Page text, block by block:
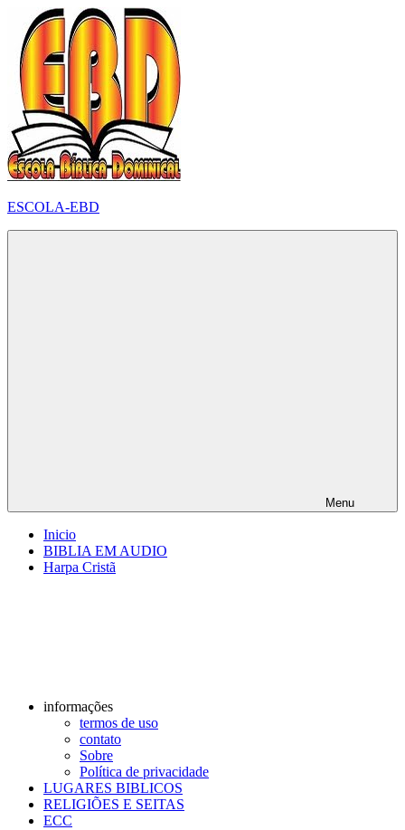
para
conteúdo
ESCOLA-EBD
Menu
Inicio
BIBLIA EM AUDIO
Harpa Cristã
informações
termos de uso
contato
Sobre
Política de privacidade
LUGARES BIBLICOS
RELIGIÕES E SEITAS
ECC